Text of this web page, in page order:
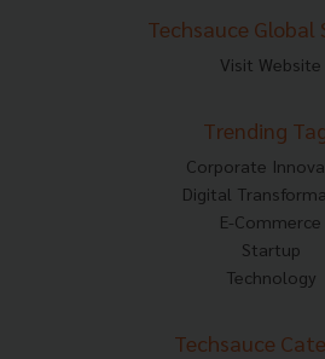
Techsauce Global
Visit Website
Trending
Corporate
Digital
E-Commerce
Startup
Technology
Techsauce